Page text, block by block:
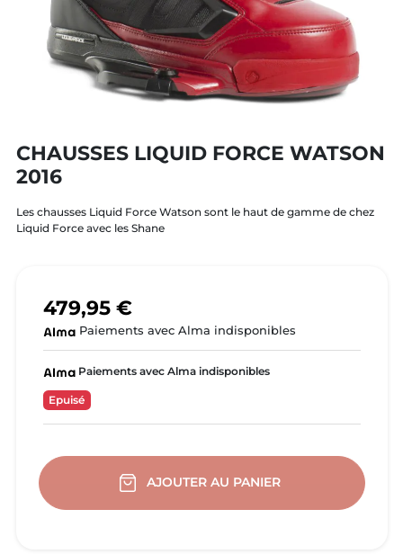
CHAUSSES LIQUID FORCE WATSON
2016
Les chausses Liquid Force Watson sont le haut de gamme de chez
Liquid Force avec les Shane
479,95 €
Paiements avec Alma indisponibles
Paiements avec Alma indisponibles
Epuisé
AJOUTER AU PANIER